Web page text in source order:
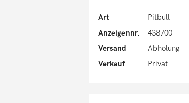
Art
Pitbull
Anzeigennr.
438700
Versand
Abholung
Verkauf
Privat